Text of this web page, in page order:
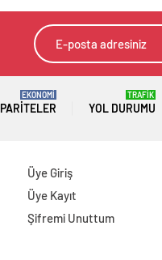
PARITELER
EKONOMİ
YOL DURUMU
TRAFİK
Üye Giriş
Üye Kayıt
Şifremi Unuttum